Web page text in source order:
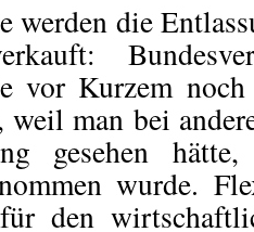
werden die
vor Kurzem
weil man bei
gesehen
wurde.
den